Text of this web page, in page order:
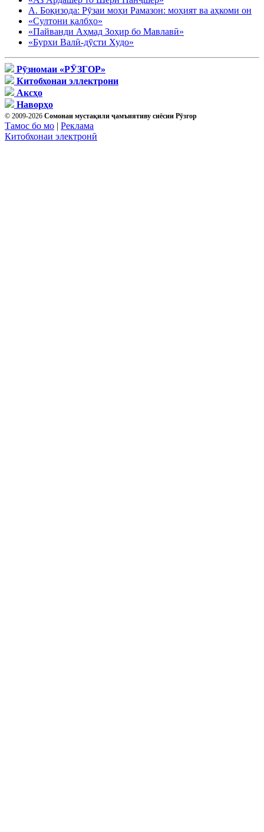
А. Боқизода: Рӯзаи моҳи Рамазон: моҳият ва аҳкоми он
«Султони қалбҳо»
«Пайванди Аҳмад Зоҳир бо Мавлавӣ»
«Бурхи Валӣ-дӯсти Худо»
Рӯзномаи «РӮЗГОР»
Китобхонаи эллектрони
Аксҳо
Наворҳо
© 2009-2026 Сомонаи мустақили ҷамъиятиву сиёсии Рӯзгор
Тамос бо мо | Реклама
Китобхонаи электронӣ